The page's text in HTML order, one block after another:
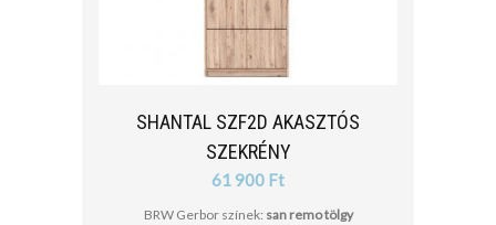
SHANTAL SZF2D AKASZTÓS
SZEKRÉNY
61 900 Ft
BRW Gerbor színek: san remo tölgy